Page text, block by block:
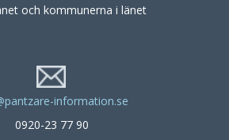
och kommunerna i länet
information.se
0920-23 77 90